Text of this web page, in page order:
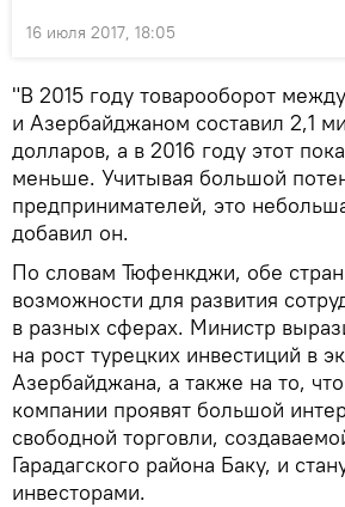
16 июля 2017, 18:05
"В 2015 году товарооборот
и Азербайджаном составил 2,1
долларов, а в 2016 году этот
меньше. Учитывая большой
предпринимателей, это
добавил он.
По словам Тюфенкджи, обе
возможности для развития
в разных сферах. Министр
на рост турецких инвестиций в
Азербайджана, а также на то,
компании проявят большой
свободной торговли,
Гарадагского района Баку, и
инвесторами.